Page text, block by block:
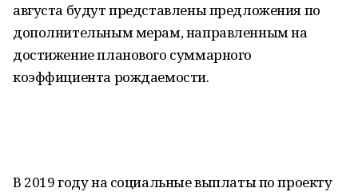
августа будут представлены предложения по
дополнительным мерам, направленным на
достижение планового суммарного
коэффициента рождаемости.
В 2019 году на социальные выплаты по проекту